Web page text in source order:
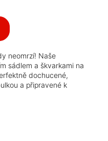
neomrzí! Naše
sádlem a škvarkami na
dochucené,
a připravené k